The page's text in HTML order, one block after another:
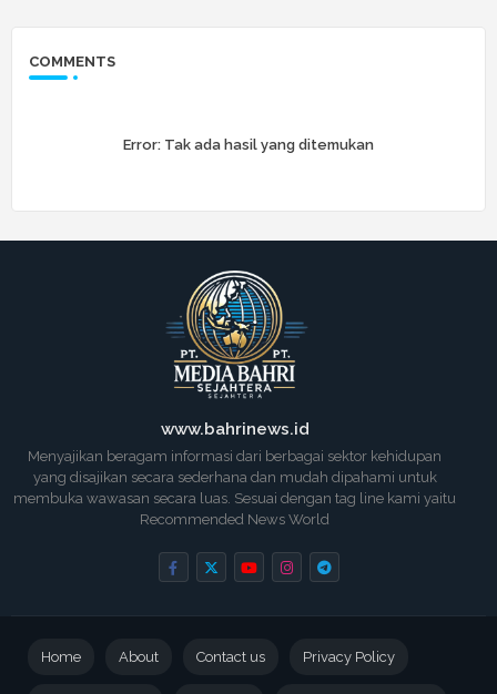
COMMENTS
Error: Tak ada hasil yang ditemukan
www.bahrinews.id
Menyajikan beragam informasi dari berbagai sektor kehidupan
yang disajikan secara sederhana dan mudah dipahami untuk
membuka wawasan secara luas. Sesuai dengan tag line kami yaitu
Recommended News World
Home About Contact us Privacy Policy